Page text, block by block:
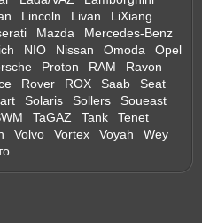
Lincoln Livan
LiXiang
Mazda
Mercedes-Benz
NIO Nissan Omoda
Opel
Proton RAM
Ravon
Rover ROX Saab
Seat
Solaris Sollers
Soueast
TaGAZ Tank
Tenet
Volvo Vortex Voyah
Wey